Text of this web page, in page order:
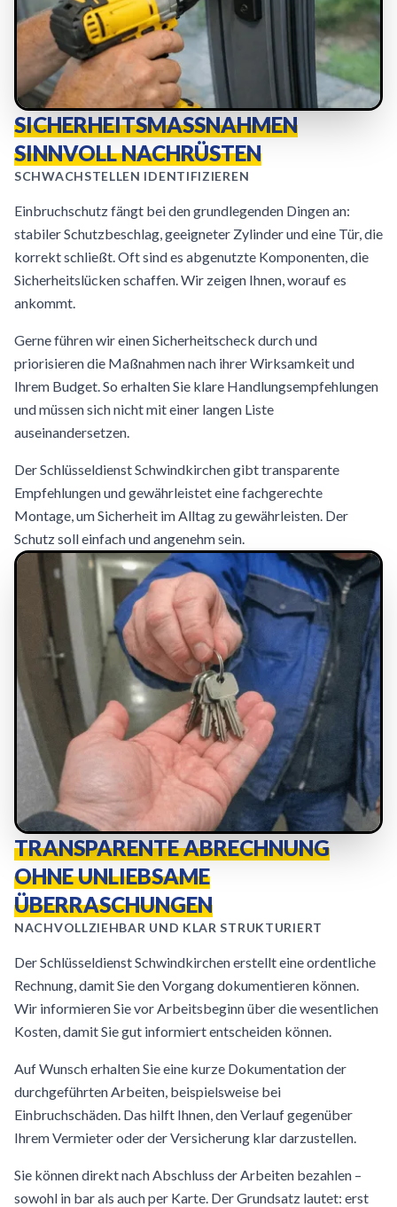
SICHERHEITSMASSNAHMEN S
INNVOLL NACHRÜSTEN
SCHWACHSTELLEN IDENTIFIZIEREN
Einbruchschutz fängt bei den grundlegenden Dingen an:
stabiler Schutzbeschlag, geeigneter Zylinder und eine Tür, die
korrekt schließt. Oft sind es abgenutzte Komponenten, die
Sicherheitslücken schaffen. Wir zeigen Ihnen, worauf es
ankommt.
Gerne führen wir einen Sicherheitscheck durch und
priorisieren die Maßnahmen nach ihrer Wirksamkeit und
Ihrem Budget. So erhalten Sie klare Handlungsempfehlungen
und müssen sich nicht mit einer langen Liste
auseinandersetzen.
Der Schlüsseldienst Schwindkirchen gibt transparente
Empfehlungen und gewährleistet eine fachgerechte
Montage, um Sicherheit im Alltag zu gewährleisten. Der
Schutz soll einfach und angenehm sein.
TRANSPARENTE ABRECHNUNG
OHNE UNLIEBSAME
ÜBERRASCHUNGEN
NACHVOLLZIEHBAR UND KLAR STRUKTURIERT
Der Schlüsseldienst Schwindkirchen erstellt eine ordentliche
Rechnung, damit Sie den Vorgang dokumentieren können.
Wir informieren Sie vor Arbeitsbeginn über die wesentlichen
Kosten, damit Sie gut informiert entscheiden können.
Auf Wunsch erhalten Sie eine kurze Dokumentation der
durchgeführten Arbeiten, beispielsweise bei
Einbruchschäden. Das hilft Ihnen, den Verlauf gegenüber
Ihrem Vermieter oder der Versicherung klar darzustellen.
Sie können direkt nach Abschluss der Arbeiten bezahlen –
sowohl in bar als auch per Karte. Der Grundsatz lautet: erst